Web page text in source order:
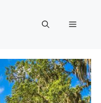
Menu